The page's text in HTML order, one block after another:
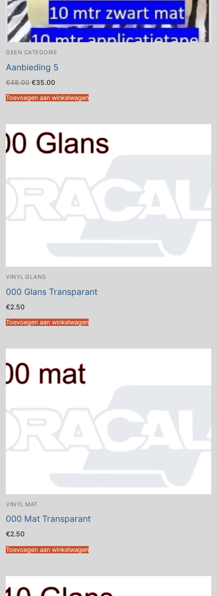
GEEN CATEGORIE
Aanbieding 5
€48.00 Oorspronkelijke
was:
€48.00.
€35.00
is:
€35.00.
Toevoegen aan winkelwagen
VINYL GLANS
000 Glans Transparant
€2.50
Toevoegen aan winkelwagen
VINYL MAT
000 Mat Transparant
€2.50
Toevoegen aan winkelwagen